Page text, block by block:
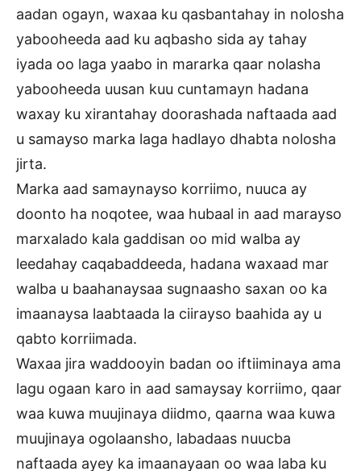
aadan ogayn, waxaa ku qasbantahay in nolosha
yabooheeda aad ku aqbasho sida ay tahay
iyada oo laga yaabo in mararka qaar nolasha
yabooheeda uusan kuu cuntamayn hadana
waxay ku xirantahay doorashada naftaada aad
u samayso marka laga hadlayo dhabta nolosha
jirta.
Marka aad samaynayso korriimo, nuuca ay
doonto ha noqotee, waa hubaal in aad marayso
marxalado kala gaddisan oo mid walba ay
leedahay caqabaddeeda, hadana waxaad mar
walba u baahanaysaa sugnaasho saxan oo ka
imaanaysa laabtaada la ciirayso baahida ay u
qabto korriimada.
Waxaa jira waddooyin badan oo iftiiminaya ama
lagu ogaan karo in aad samaysay korriimo, qaar
waa kuwa muujinaya diidmo, qaarna waa kuwa
muujinaya ogolaansho, labadaas nuucba
naftaada ayey ka imaanayaan oo waa laba ku